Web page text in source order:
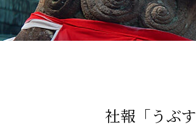
社報「うぶ